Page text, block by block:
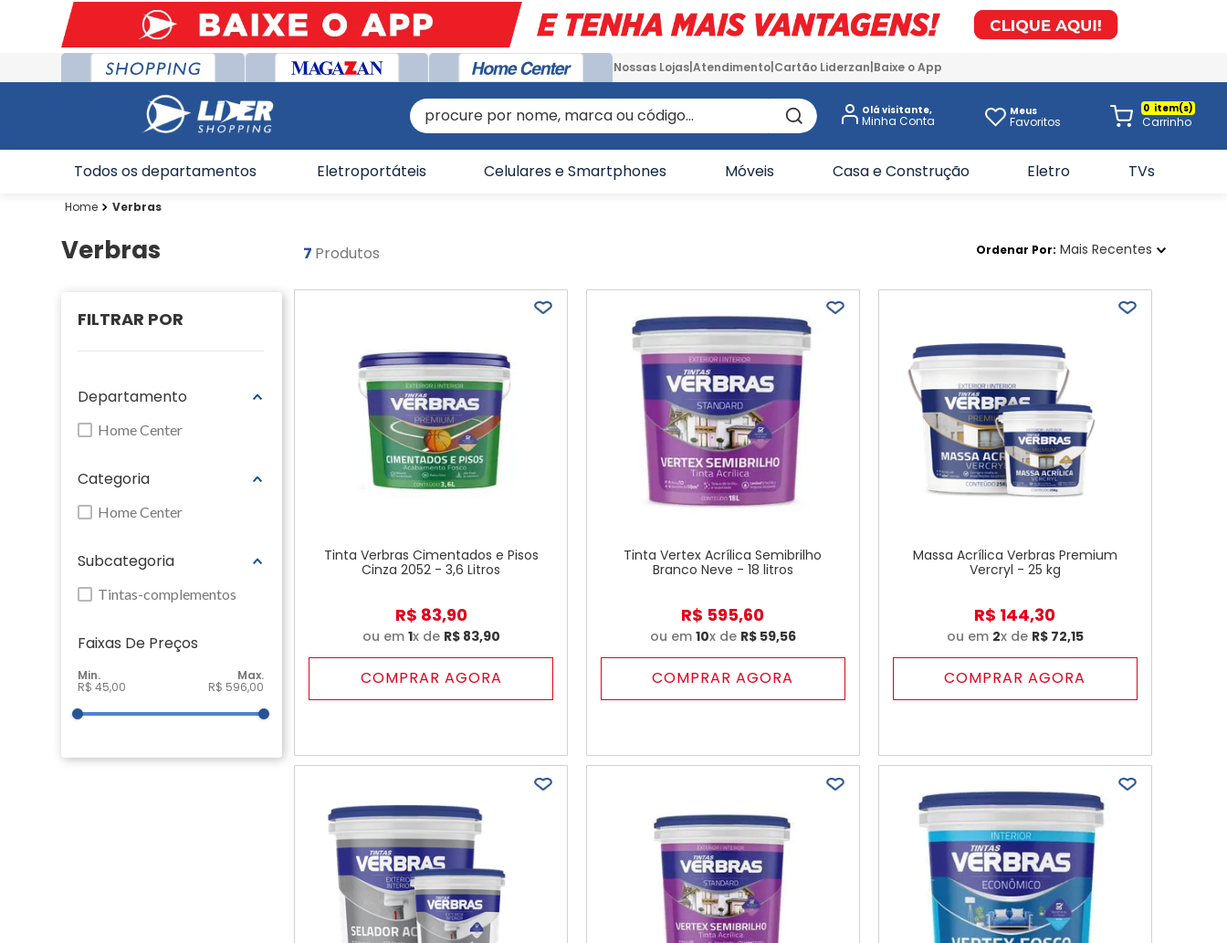
Nossas Lojas Atendimento Cartão Liderzan Baixe o App
procure por nome, marca ou código... Olá visitante, Meus
Favoritos
0
Todos os departamentos Eletroportáteis Celulares e Smartphones Móveis Casa e Construção Eletro TVs
Verbras
Verbras
Departamento
Home Center
Categoria
Home Center
Subcategoria
Tintas-complementos
Faixas De Preço
R$ 45,00 R$ 596,00
7 Produtos Ordenar Por Mais Recentes
Tinta Verbras Cimentados e Pisos
Cinza 2052 - 3,6 Litros
R$ 83,90
ou em 1x de R$ 83,90
COMPRAR AGORA
Tinta Vertex Acrílica Semibrilho
Branco Neve - 18 litros
R$ 595,60
ou em 10x de R$ 59,56
COMPRAR AGORA
Massa Acrílica Verbras Premium
Vercryl - 25 kg
R$ 144,30
ou em 2x de R$ 72,15
COMPRAR AGORA